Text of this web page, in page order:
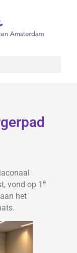
vond op 1 e
het